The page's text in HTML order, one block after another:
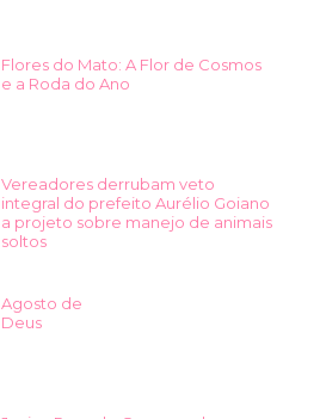
Flores do Mato: A Flor de Cosmos
e a Roda do Ano
Vereadores derrubam veto
integral do prefeito Aurélio Goiano
a projeto sobre manejo de animais
soltos
Agosto de
Deus